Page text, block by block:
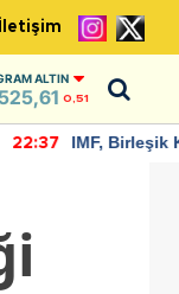
İletişim
ALTIN
0,51
22:37
IMF, Birleşik